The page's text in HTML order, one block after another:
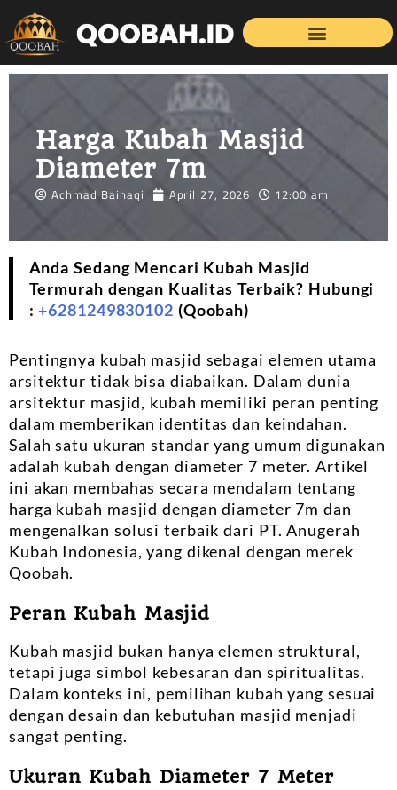
Harga Kubah Masjid
Diameter 7m
Achmad Baihaqi April 27, 2026 12:00 am
Anda Sedang Mencari Kubah Masjid
Termurah dengan Kualitas Terbaik? Hubungi
:+6281249830102 (Qoobah)
Pentingnya kubah masjid sebagai elemen utama
arsitektur tidak bisa diabaikan. Dalam dunia
arsitektur masjid, kubah memiliki peran penting
dalam memberikan identitas dan keindahan.
Salah satu ukuran standar yang umum digunakan
adalah kubah dengan diameter 7 meter. Artikel
ini akan membahas secara mendalam tentang
harga kubah masjid dengan diameter 7m dan
mengenalkan solusi terbaik dari PT. Anugerah
Kubah Indonesia, yang dikenal dengan merek
Qoobah.
Peran Kubah Masjid
Kubah masjid bukan hanya elemen struktural,
tetapi juga simbol kebesaran dan spiritualitas.
Dalam konteks ini, pemilihan kubah yang sesuai
dengan desain dan kebutuhan masjid menjadi
sangat penting.
Ukuran Kubah Diameter 7 Meter